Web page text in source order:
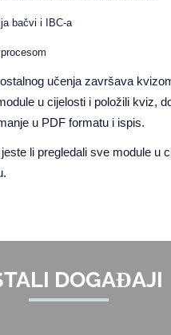
bačvi i IBC-a
učenja završava
u cijelosti i položili kviz,
u PDF formatu i ispis.
li pregledali sve module u
DOGAĐAJI